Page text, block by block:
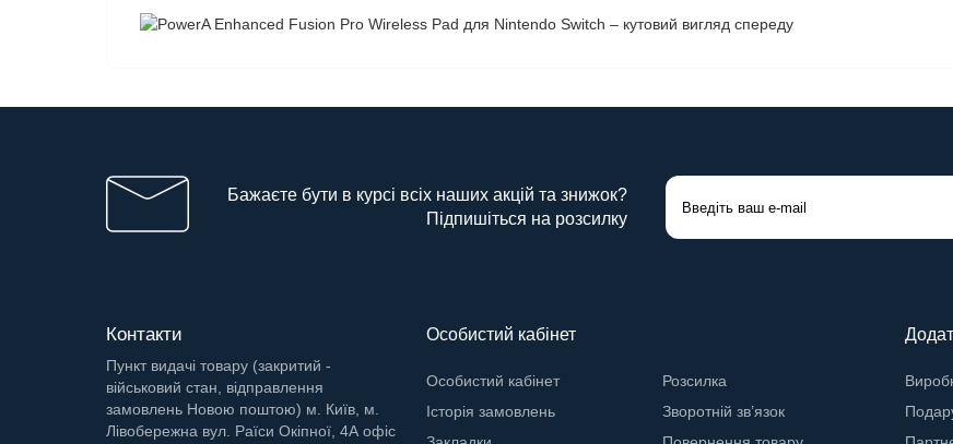
Бажаєте бути в курсі всіх наших акцій та знижок?
Підпишіться на розсилку
Контакти
Пункт видачі товару (закритий -
військовий стан, відправлення
замовлень Новою поштою) м. Київ, м.
Лівобережна вул. Раїси Окіпної, 4А офіс
Особистий кабінет
Особистий кабінет
Історія замовлень
Розсилка
Зворотній зв’язок